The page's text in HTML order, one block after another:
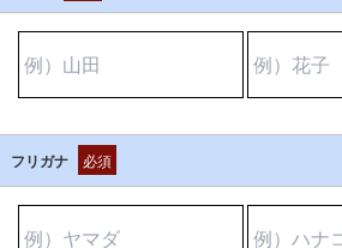
フリガナ 必須